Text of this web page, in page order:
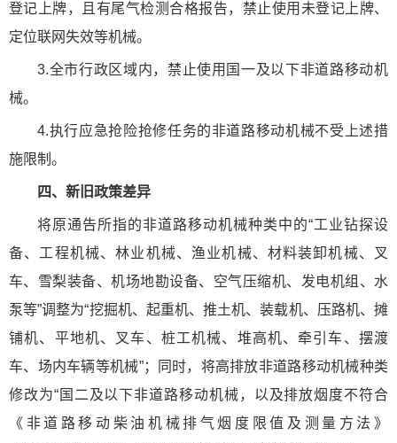
登记上牌，且有尾气检测合格报告，禁止使用未登记上牌、
定位联网失效等机械。
3.全市行政区域内，禁止使用国一及以下非道路移动机
械。
4.执行应急抢险抢修任务的非道路移动机械不受上述措
施限制。
四、新旧政策差异
将原通告所指的非道路移动机械种类中的“工业钻探设
备、工程机械、林业机械、渔业机械、材料装卸机械、叉
车、雪梨装备、机场地勘设备、空气压缩机、发电机组、水
泵等”调整为“挖掘机、起重机、推土机、装载机、压路机、摊
铺机、平地机、叉车、桩工机械、堆高机、牵引车、摆渡
车、场内车辆等机械”；同时，将高排放非道路移动机械种类
修改为“国二及以下非道路移动机械，以及排放烟度不符合
《非道路移动柴油机械排气烟度限值及测量方法》